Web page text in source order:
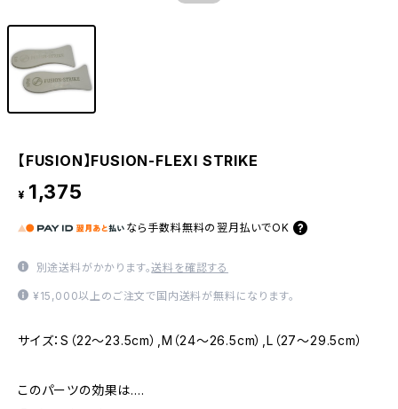
【FUSION】FUSION-FLEXI STRIKE
¥ 1,375
なら 手数料無料の 翌月払いでOK
別途送料がかかります。送料を確認する
¥15,000以上のご注文で国内送料が無料になります。
サイズ：S（22～23.5cm）,M（24～26.5cm）,L（27～29.5cm）
このパーツの効果は....